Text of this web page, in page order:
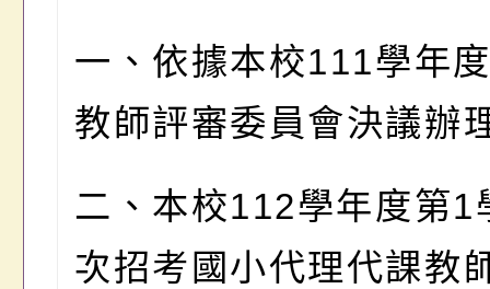
一、依據本校111學年
教師評審委員會決議辦
二、本校112學年度第1
次招考國小代理代課教